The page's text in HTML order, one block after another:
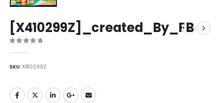
[X410299Z]_created_By_FB
SKU:X410299Z